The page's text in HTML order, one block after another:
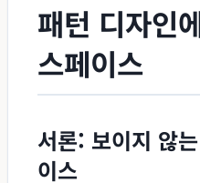
패턴 디자인
스페이스
서론: 보이지 않
이스